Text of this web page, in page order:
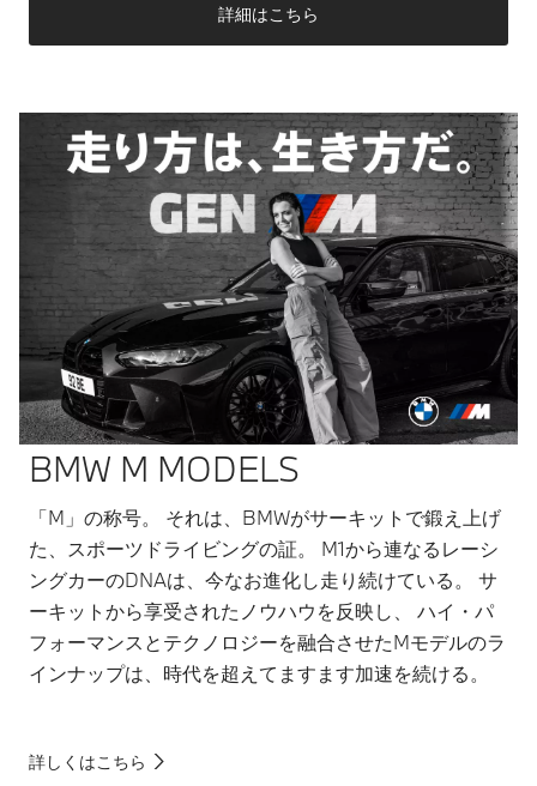
詳細はこちら
BMW M MODELS​
「M」の称号。 それは、BMWがサーキットで鍛え上げ
た、スポーツドライビングの証。 M1から連なるレーシ
ングカーのDNAは、今なお進化し走り続けている。 サ
ーキットから享受されたノウハウを反映し、 ハイ・パ
フォーマンスとテクノロジーを融合させたMモデルのラ
インナップは、時代を超えてますます加速を続ける。
詳しくはこちら